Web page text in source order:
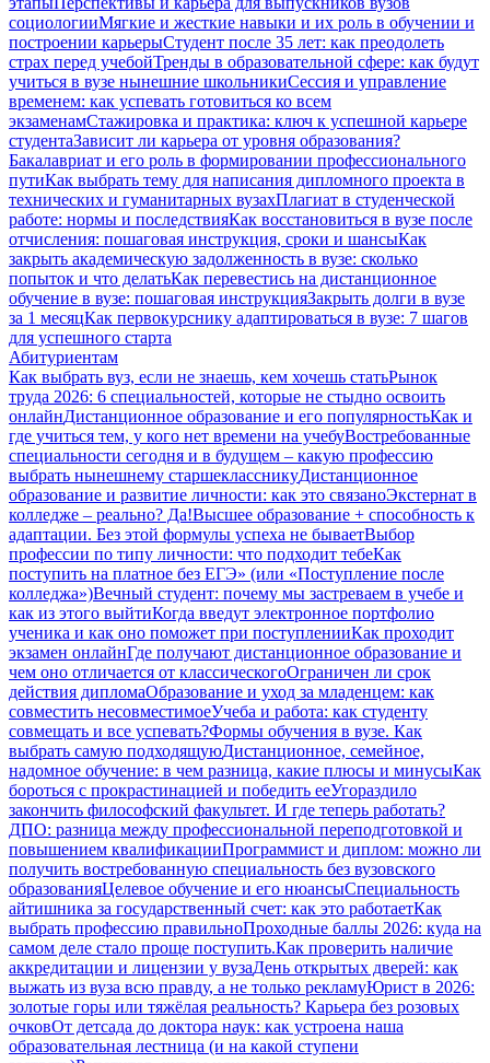
социологииМягкие и жесткие навыки и их роль в обучении и
построении карьерыСтудент после 35 лет: как преодолеть
страх перед учебойТренды в образовательной сфере: как будут
учиться в вузе нынешние школьникиСессия и управление
временем: как успевать готовиться ко всем
экзаменамСтажировка и практика: ключ к успешной карьере
студентаЗависит ли карьера от уровня образования?
Бакалавриат и его роль в формировании профессионального
путиКак выбрать тему для написания дипломного проекта в
технических и гуманитарных вузахПлагиат в студенческой
работе: нормы и последствияКак восстановиться в вузе после
отчисления: пошаговая инструкция, сроки и шансыКак
закрыть академическую задолженность в вузе: сколько
попыток и что делатьКак перевестись на дистанционное
обучение в вузе: пошаговая инструкцияЗакрыть долги в вузе
за 1 месяцКак первокурснику адаптироваться в вузе: 7 шагов
для успешного старта
Абитуриентам
Как выбрать вуз, если не знаешь, кем хочешь статьРынок
труда 2026: 6 специальностей, которые не стыдно освоить
онлайнДистанционное образование и его популярностьКак и
где учиться тем, у кого нет времени на учебуВостребованные
специальности сегодня и в будущем – какую профессию
выбрать нынешнему старшеклассникуДистанционное
образование и развитие личности: как это связаноЭкстернат в
колледже – реально? Да!Высшее образование + способность к
адаптации. Без этой формулы успеха не бываетВыбор
профессии по типу личности: что подходит тебеКак
поступить на платное без ЕГЭ» (или «Поступление после
колледжа»)Вечный студент: почему мы застреваем в учебе и
как из этого выйтиКогда введут электронное портфолио
ученика и как оно поможет при поступленииКак проходит
экзамен онлайнГде получают дистанционное образование и
чем оно отличается от классическогоОграничен ли срок
действия дипломаОбразование и уход за младенцем: как
совместить несовместимоеУчеба и работа: как студенту
совмещать и все успевать?Формы обучения в вузе. Как
выбрать самую подходящуюДистанционное, семейное,
надомное обучение: в чем разница, какие плюсы и минусыКак
бороться с прокрастинацией и победить ееУгораздило
закончить философский факультет. И где теперь работать?
ДПО: разница между профессиональной переподготовкой и
повышением квалификацииПрограммист и диплом: можно ли
получить востребованную специальность без вузовского
образованияЦелевое обучение и его нюансыСпециальность
айтишника за государственный счет: как это работаетКак
выбрать профессию правильноПроходные баллы 2026: куда на
самом деле стало проще поступить.Как проверить наличие
аккредитации и лицензии у вузаДень открытых дверей: как
выжать из вуза всю правду, а не только рекламуЮрист в 2026:
золотые горы или тяжёлая реальность? Карьера без розовых
очковОт детсада до доктора наук: как устроена наша
образовательная лестница (и на какой ступени